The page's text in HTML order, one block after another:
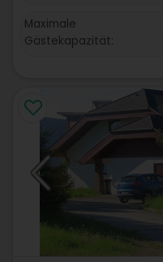
Maximale
Gästekapazität: